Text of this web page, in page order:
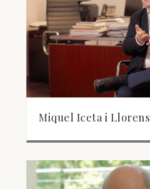
Miquel Iceta i Llorens